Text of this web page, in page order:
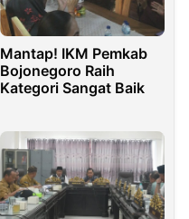
Mantap! IKM Pemkab
Bojonegoro Raih
Kategori Sangat Baik